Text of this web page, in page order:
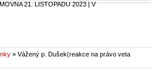
21. LISTOPADU 2023|V
» Vážený p. Dušek(reakce na právo veta